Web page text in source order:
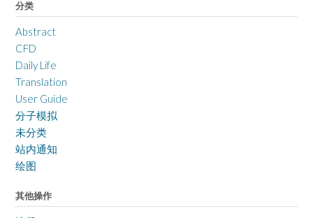
分类
Abstract
CFD
Daily Life
Translation
User Guide
分子模拟
未分类
站内通知
绘图
其他操作